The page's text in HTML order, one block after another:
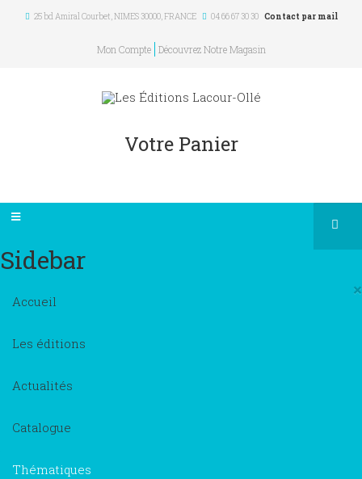
25 bd Amiral Courbet, NIMES 30000,FRANCE 04 66 67 30 30 Contact par mail
Mon Compte Découvrez Notre Magasin
Votre Panier
Sidebar
×
Accueil
Les éditions
Actualités
Catalogue
Thématiques